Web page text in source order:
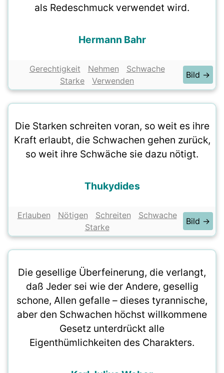
als Redeschmuck verwendet wird.
Hermann Bahr
Gerechtigkeit Nehmen
Schwache
Starke
Verwenden
Bild →
Die Starken schreiten voran, so weit es ihre
Kraft erlaubt, die Schwachen gehen zurück,
so weit ihre Schwäche sie dazu nötigt.
Thukydides
Erlauben Nötigen Schreiten
Schwache
Starke
Bild →
Die gesellige Überfeinerung, die verlangt,
daß Jeder sei wie der Andere, gesellig
schone, Allen gefalle – dieses tyrannische,
aber den Schwachen höchst willkommene
Gesetz unterdrückt alle
Eigenthümlichkeiten des Charakters.